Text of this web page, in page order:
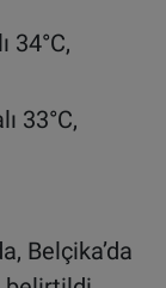
34°C,
33°C,
Belçika’da